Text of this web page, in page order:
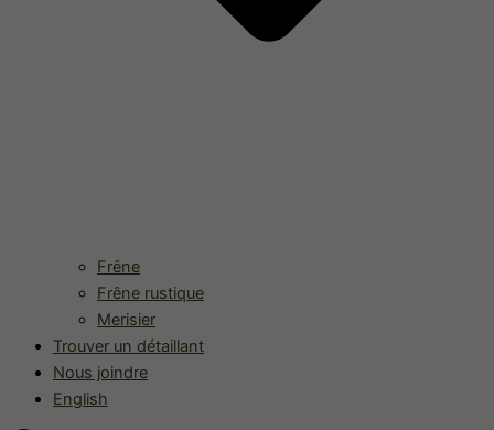
Frêne
Frêne rustique
Merisier
Trouver un détaillant
Nous joindre
English